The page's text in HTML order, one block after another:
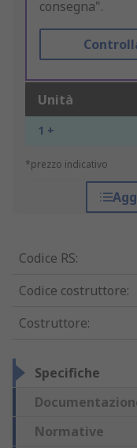
consegna".
Unità
1 +
*prezzo indicativo
Codice RS:
Codice costruttore:
Costruttore:
Specifiche
Normative